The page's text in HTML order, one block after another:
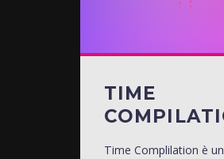
TIME
Time Complilation è un